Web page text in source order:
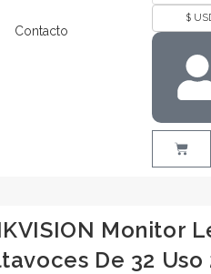
Contacto
$
Monitor
De 32